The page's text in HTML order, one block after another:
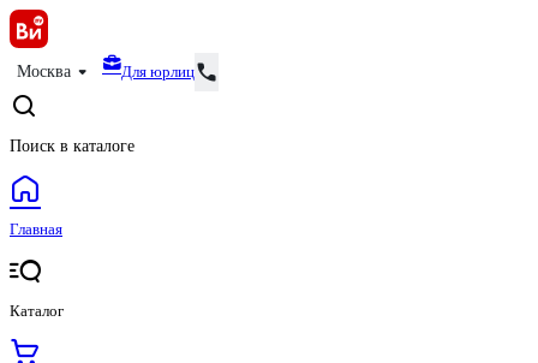
Москва Для юрлиц
Поиск в каталоге
Главная
Каталог